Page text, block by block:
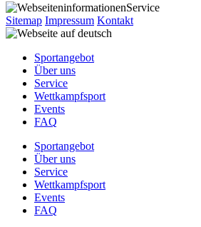
Service
Sitemap Impressum Kontakt
Sportangebot
Über uns
Service
Wettkampfsport
Events
FAQ
Sportangebot
Über uns
Service
Wettkampfsport
Events
FAQ